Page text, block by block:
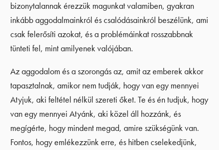
bizonytalannak érezzük magunkat valamiben, gyakran
inkább aggodalmainkról és csalódásainkról beszélünk, ami
csak felerősíti azokat, és a problémáinkat rosszabbnak
tünteti fel, mint amilyenek valójában.
Az aggodalom és a szorongás az, amit az emberek akkor
tapasztalnak, amikor nem tudják, hogy van egy mennyei
Atyjuk, aki feltétel nélkül szereti őket. Te és én tudjuk, hogy
van egy mennyei Atyánk, aki közel áll hozzánk, és
megígérte, hogy mindent megad, amire szükségünk van.
Fontos, hogy emlékezzünk erre, és hitben cselekedjünk,